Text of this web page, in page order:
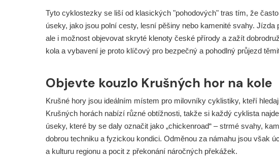
Tyto cyklostezky se liší od klasických "pohodových" tras tím, že
úseky, jako jsou polní cesty, lesní pěšiny nebo kamenité svahy.
ale i možnost objevovat skryté klenoty české přírody a zažít
kola a vybavení je proto klíčový pro bezpečný a pohodlný průjezd
Objevte kouzlo Krušných hor na kole
Krušné hory jsou ideálním místem pro milovníky cyklistiky, kteří
Krušných horách nabízí různé obtížnosti, takže si každý cyklista
úseky, které by se daly označit jako „chickenroad“ – strmé svahy,
dobrou techniku a fyzickou kondici. Odměnou za námahu jsou však
a kulturu regionu a pocit z překonání náročných překážek.